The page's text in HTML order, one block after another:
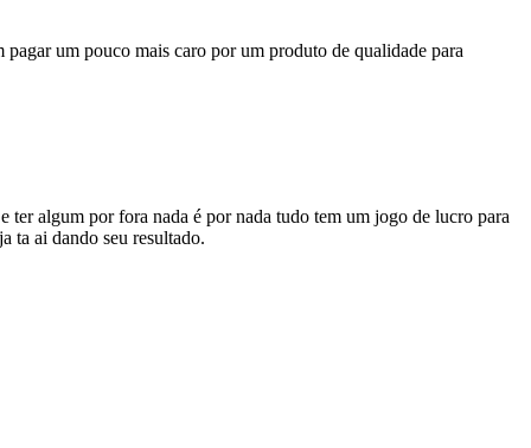
pagar um pouco mais caro por um produto de qualidade para
ter algum por fora nada é por nada tudo tem um jogo de lucro para
ta ai dando seu resultado.